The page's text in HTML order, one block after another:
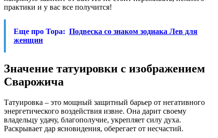
практики и у вас все получится!
Еще про Тора: Подвеска со знаком зодиака Лев для
женщин
Значение татуировки с изображением
Сварожича
Татуировка – это мощный защитный барьер от негативного
энергетического воздействия извне. Она дарит своему
владельцу удачу, благополучие, укрепляет силу духа.
Раскрывает дар ясновидения, оберегает от несчастий.